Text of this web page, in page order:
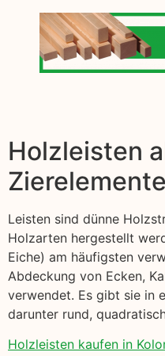
Holzleisten
Zierelemente
Leisten sind dünne
Holzarten hergestellt
Eiche) am häufigsten
Abdeckung von Ecken,
verwendet. Es gibt sie in
darunter rund,
Holzleisten kaufen in